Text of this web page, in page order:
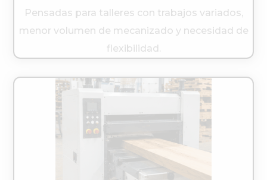
Pensadas para talleres con trabajos variados,
menor volumen de mecanizado y necesidad de
flexibilidad.